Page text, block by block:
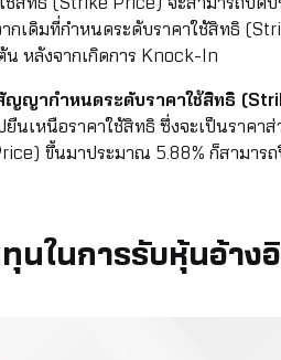
กเดิมที่กำหนดระดับราคาใช้สิทธิ
หลังจากเกิดการ Knock-In
ญากำหนดระดับราคาใช้สิทธิ
นเหนือราคาใช้สิทธิ ซึ่งจะเป็นราคา
ขึ้นมาประมาณ 5.88% ก็สามาร
นในการรับหุ้นอ้าง